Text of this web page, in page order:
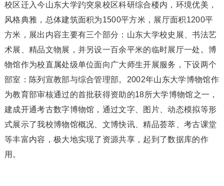
校区迁入今山东大学趵突泉校区科研综合楼内，环境优美，
风格典雅，总体建筑面积为1500平方米，展厅面积1200平
方米，展出内容主要有三个部分：山东大学校史展、书法艺
术展、精品文物展，并另设一百余平米的临时展厅一处。博
物馆作为校直属处级单位面向广大师生开展服务，下设两个
部室：陈列宣教部与综合管理部。2002年山东大学博物馆作
为教育部审核通过的首批获得资助的18所大学博物馆之一，
建成开通考古数字博物馆，通过文字、图片、动态模拟等形
式展示了我校博物馆概况、文博快讯、精品荟萃、考古课堂
等丰富内容，极大地实现了资源共享，起到了数据库的作
用。